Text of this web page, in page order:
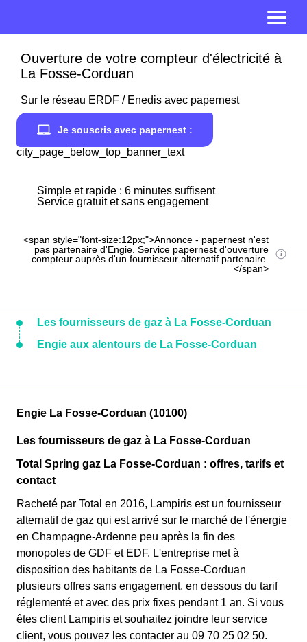
Ouverture de votre compteur d'électricité à
La Fosse-Corduan
Sur le réseau ERDF / Enedis avec papernest
Je souscris avec papernest :
city_page_below_top_banner_text
Simple et rapide : 6 minutes suffisent
Service gratuit et sans engagement
<span style="font-size:12px;">Annonce - papernest n'est
pas partenaire d'Engie. Service papernest d'ouverture
compteur auprès d'un fournisseur alternatif partenaire.
</span>
Les fournisseurs de gaz à La Fosse-Corduan
Engie aux alentours de La Fosse-Corduan
Engie La Fosse-Corduan (10100)
Les fournisseurs de gaz à La Fosse-Corduan
Total Spring gaz La Fosse-Corduan : offres, tarifs et
contact
Racheté par Total en 2016, Lampiris est un fournisseur
alternatif de gaz qui est arrivé sur le marché de l'énergie
en Champagne-Ardenne peu après la fin des
monopoles de GDF et EDF. L'entreprise met à
disposition des habitants de La Fosse-Corduan
plusieurs offres sans engagement, en dessous du tarif
réglementé et avec des prix fixes pendant 1 an. Si vous
êtes client Lampiris et souhaitez joindre leur service
client, vous pouvez les contacter au 09 70 25 02 50.